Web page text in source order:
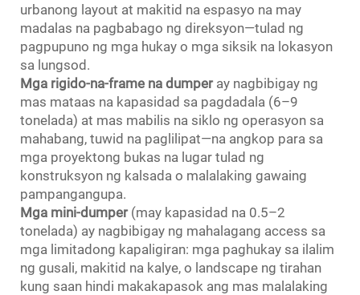
urbanong layout at makitid na espasyo na may
madalas na pagbabago ng direksyon—tulad ng
pagpupuno ng mga hukay o mga siksik na lokasyon
sa lungsod.
Mga rigido-na-frame na dumper ay nagbibigay ng
mas mataas na kapasidad sa pagdadala (6–9
tonelada) at mas mabilis na siklo ng operasyon sa
mahabang, tuwid na paglilipat—na angkop para sa
mga proyektong bukas na lugar tulad ng
konstruksyon ng kalsada o malalaking gawaing
pampangangupa.
Mga mini-dumper (may kapasidad na 0.5–2
tonelada) ay nagbibigay ng mahalagang access sa
mga limitadong kapaligiran: mga paghukay sa ilalim
ng gusali, makitid na kalye, o landscape ng tirahan
kung saan hindi makakapasok ang mas malalaking